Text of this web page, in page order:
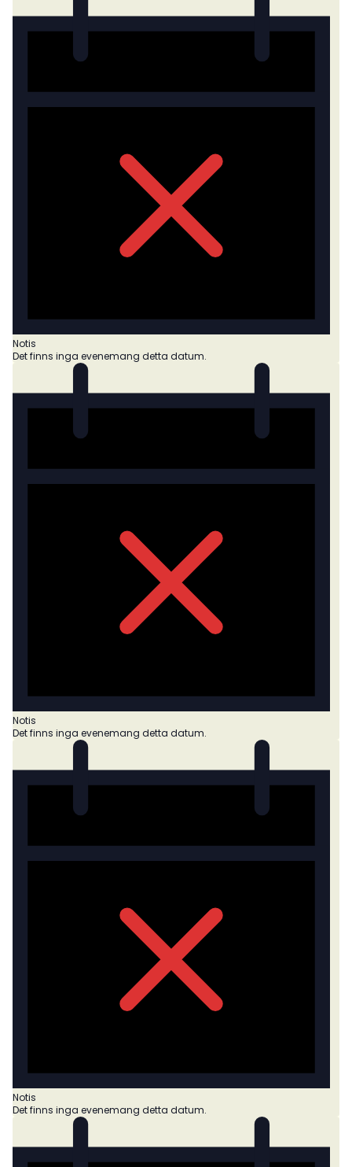
Notis
Det finns inga evenemang detta datum.
Notis
Det finns inga evenemang detta datum.
Notis
Det finns inga evenemang detta datum.